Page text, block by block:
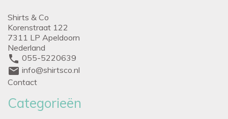
Shirts & Co
Korenstraat 122
7311 LP Apeldoorn
Nederland
phone 055-5220639
mail info@shirtsco.nl
Contact
Categorieën